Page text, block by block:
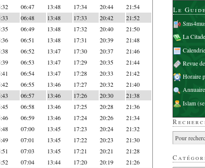
06:47 13:48 17:34 20:44 21:54
06:48 13:48 17:33 20:42 21:52
06:49 13:48 17:32 20:40 21:50
06:51 13:48 17:31 20:39 21:48
06:52 13:47 17:30 20:37 21:46
06:53 13:47 17:29 20:35 21:44
06:54 13:47 17:28 20:33 21:42
06:55 13:46 17:27 20:32 21:40
06:57 13:46 17:26 20:30 21:38
06:58 13:46 17:25 20:28 21:36
06:59 13:46 17:24 20:26 21:34
07:00 13:45 17:23 20:24 21:32
07:01 13:45 17:22 20:23 21:30
07:03 13:45 17:21 20:21 21:28
07:04 13:44 17:20 20:19 21:26
Le
La
Revue
Horaire
Islam